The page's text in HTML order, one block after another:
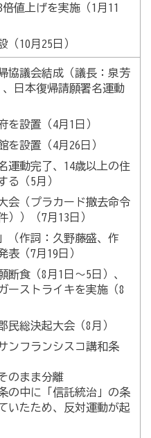
値上げを実施（1月11
（10月25日）
協議会結成（議長：泉芳
、日本復帰請願署名運動
を設置（4月1日）
を設置（4月26日）
運動完了、14歳以上の住
る（5月）
会（プラカード撤去命令
））（7月13日）
（作詞：久野藤盛、作
表（7月19日）
断食（8月1日～5日）、
ーストライキを実施（8
民総決起大会（8月）
ンフランシスコ講和条
のまま分離
の中に「信託統治」の条
いたため、反対運動が起